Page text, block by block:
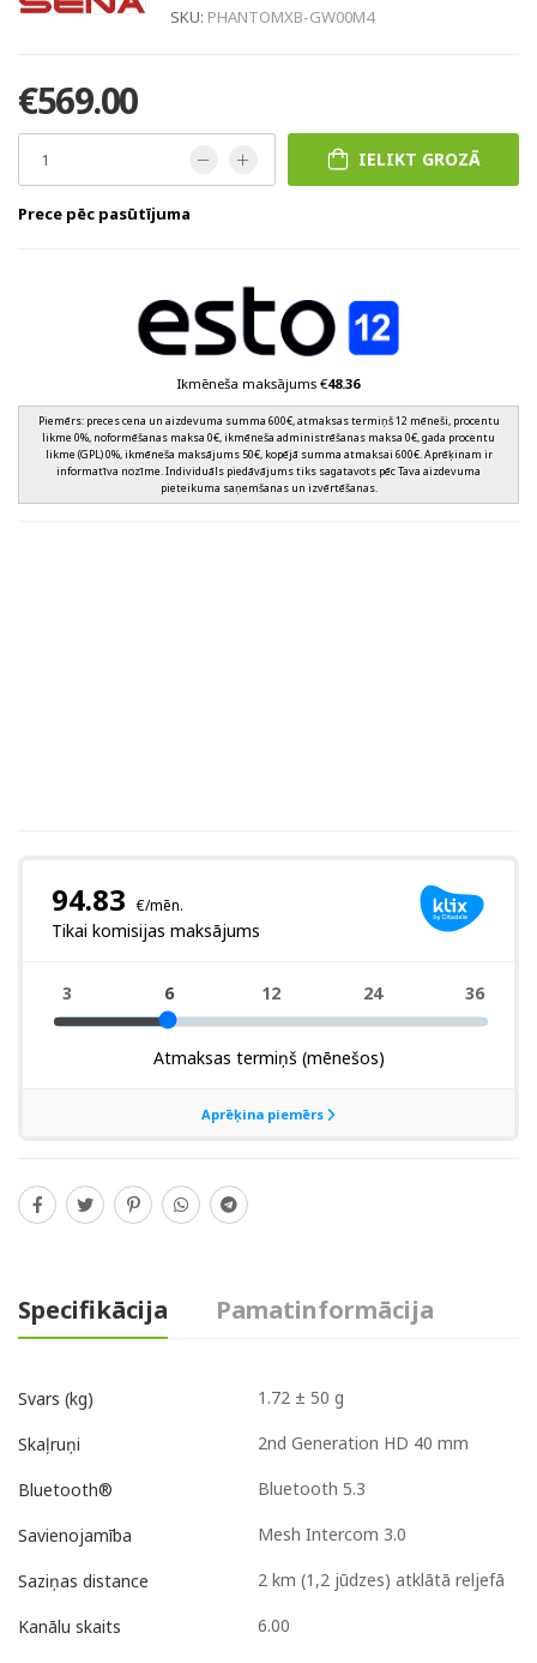
SKU: PHANTOMXB-GW00M4
€569.00
IELIKT GROZĀ
Prece pēc pasūtījuma
Ikmēneša maksājums €48.36
Piemērs: preces cena un aizdevuma summa 600€, atmaksas termiņš 12 mēneši, procentu
likme 0%, noformēšanas maksa 0€, ikmēneša administrēšanas maksa 0€, gada procentu
likme (GPL) 0%, ikmēneša maksājums 50€, kopējā summa atmaksai 600€. Aprēķinam ir
informatīva nozīme. Individuāls piedāvājums tiks sagatavots pēc Tava aizdevuma
pieteikuma saņemšanas un izvērtēšanas.
Specifikācija Pamatinformācija
Svars (kg) 1.72 ± 50 g
Skaļruņi 2nd Generation HD 40 mm
Bluetooth® Bluetooth 5.3
Savienojamība Mesh Intercom 3.0
Saziņas distance 2 km (1,2 jūdzes) atklātā reljefā
Kanālu skaits 6.00